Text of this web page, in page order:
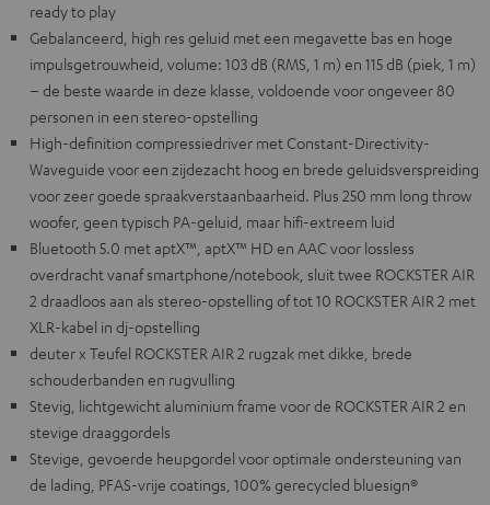
ready to play
Gebalanceerd, high res geluid met een megavette bas en hoge
impulsgetrouwheid, volume: 103 dB (RMS, 1 m) en 115 dB (piek, 1 m)
– de beste waarde in deze klasse, voldoende voor ongeveer 80
personen in een stereo-opstelling
High-definition compressiedriver met Constant-Directivity-
Waveguide voor een zijdezacht hoog en brede geluidsverspreiding
voor zeer goede spraakverstaanbaarheid. Plus 250 mm long throw
woofer, geen typisch PA-geluid, maar hifi-extreem luid
Bluetooth 5.0 met aptX™, aptX™ HD en AAC voor lossless
overdracht vanaf smartphone/notebook, sluit twee ROCKSTER AIR
2 draadloos aan als stereo-opstelling of tot 10 ROCKSTER AIR 2 met
XLR-kabel in dj-opstelling
deuter x Teufel ROCKSTER AIR 2 rugzak met dikke, brede
schouderbanden en rugvulling
Stevig, lichtgewicht aluminium frame voor de ROCKSTER AIR 2 en
stevige draaggordels
Stevige, gevoerde heupgordel voor optimale ondersteuning van
de lading, PFAS-vrije coatings, 100% gerecycled bluesign®